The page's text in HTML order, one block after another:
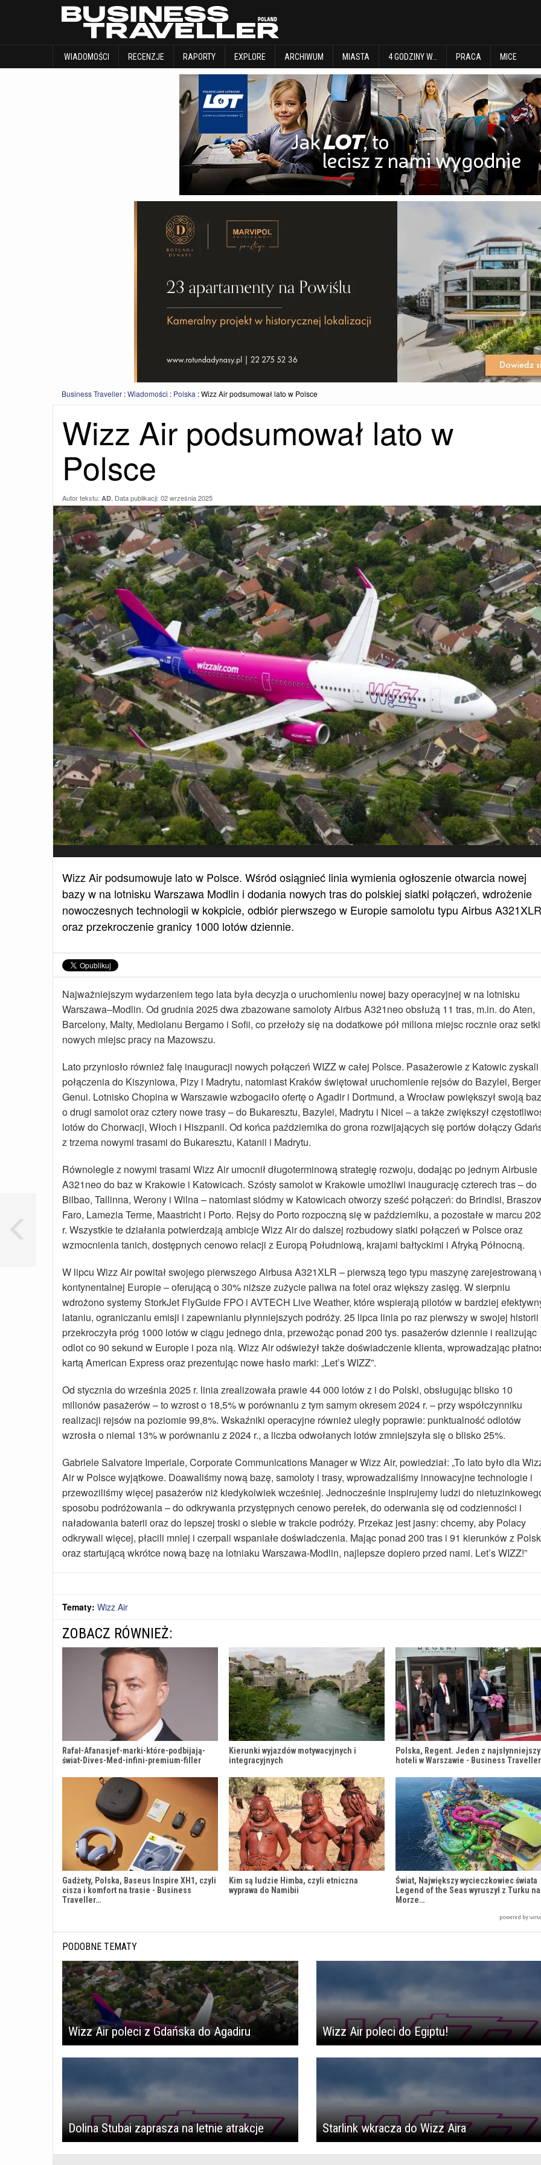
WIADOMOŚCI RECENZJE RAPORTY EXPLORE ARCHIWUM MIASTA 4 GODZINY W… PRACA MICE
WIADOMOŚCI RECENZJE
Business Traveller :Wiadomości : Polska :Wizz Air podsumował lato w Polsce
Wizz Air podsumował lato w
Polsce
Autor tekstu: AD, Data publikacji: 02 września 2025
Wizz Air podsumowuje lato w Polsce. Wśród osiągnieć linia wymienia ogłoszenie otwarcia nowej
bazy w na lotnisku Warszawa Modlin i dodania nowych tras do polskiej siatki połączeń, wdrożenie
nowoczesnych technologii w kokpicie, odbiór pierwszego w Europie samolotu typu Airbus A321XLR
oraz przekroczenie granicy 1000 lotów dziennie.
Najważniejszym wydarzeniem tego lata była decyzja o uruchomieniu nowej bazy operacyjnej w na lotnisku
Warszawa–Modlin. Od grudnia 2025 dwa zbazowane samoloty Airbus A321neo obsłużą 11 tras, m.in. do Aten,
Barcelony, Malty, Mediolanu Bergamo i Sofii, co przełoży się na dodatkowe pół miliona miejsc rocznie oraz setki
nowych miejsc pracy na Mazowszu.
Lato przyniosło również falę inauguracji nowych połączeń WIZZ w całej Polsce. Pasażerowie z Katowic zyskali
połączenia do Kiszyniowa, Pizy i Madrytu, natomiast Kraków świętował uruchomienie rejsów do Bazylei,
Genui. Lotnisko Chopina w Warszawie wzbogaciło ofertę o Agadir i Dortmund, a Wrocław powiększył swoją
o drugi samolot oraz cztery nowe trasy – do Bukaresztu, Bazylei, Madrytu i Nicei – a także zwiększył
lotów do Chorwacji, Włoch i Hiszpanii. Od końca października do grona rozwijających się portów dołączy
z trzema nowymi trasami do Bukaresztu, Katanii i Madrytu.
Równolegle z nowymi trasami Wizz Air umocnił długoterminową strategię rozwoju, dodając po jednym Airbusie
A321neo do baz w Krakowie i Katowicach. Szósty samolot w Krakowie umożliwi inaugurację czterech tras – do
Bilbao, Tallinna, Werony i Wilna – natomiast siódmy w Katowicach otworzy sześć połączeń: do Brindisi,
Faro, Lamezia Terme, Maastricht i Porto. Rejsy do Porto rozpoczną się w październiku, a pozostałe w marcu
r. Wszystkie te działania potwierdzają ambicje Wizz Air do dalszej rozbudowy siatki połączeń w Polsce oraz
wzmocnienia tanich, dostępnych cenowo relacji z Europą Południową, krajami bałtyckimi i Afryką Północną.
W lipcu Wizz Air powitał swojego pierwszego Airbusa A321XLR – pierwszą tego typu maszynę zarejestrowaną
kontynentalnej Europie – oferującą o 30% niższe zużycie paliwa na fotel oraz większy zasięg. W sierpniu
wdrożono systemy StorkJet FlyGuide FPO i AVTECH Live Weather, które wspierają pilotów w bardziej
lataniu, ograniczaniu emisji i zapewnianiu płynniejszych podróży. 25 lipca linia po raz pierwszy w swojej historii
przekroczyła próg 1000 lotów w ciągu jednego dnia, przewożąc ponad 200 tys. pasażerów dziennie i realizując
odlot co 90 sekund w Europie i poza nią. Wizz Air odświeżył także doświadczenie klienta, wprowadzając
kartą American Express oraz prezentując nowe hasło marki: „Let’s WIZZ”.
Od stycznia do września 2025 r. linia zrealizowała prawie 44 000 lotów z i do Polski, obsługując blisko 10
milionów pasażerów – to wzrost o 18,5% w porównaniu z tym samym okresem 2024 r. – przy współczynniku
realizacji rejsów na poziomie 99,8%. Wskaźniki operacyjne również uległy poprawie: punktualność odlotów
wzrosła o niemal 13% w porównaniu z 2024 r., a liczba odwołanych lotów zmniejszyła się o blisko 25%.
Gabriele Salvatore Imperiale, Corporate Communications Manager w Wizz Air, powiedział: „To lato było dla
Air w Polsce wyjątkowe. Doawaliśmy nową bazę, samoloty i trasy, wprowadzaliśmy innowacyjne technologie i
przewoziliśmy więcej pasażerów niż kiedykolwiek wcześniej. Jednocześnie inspirujemy ludzi do
sposobu podróżowania – do odkrywania przystępnych cenowo perełek, do oderwania się od codzienności i
naładowania baterii oraz do lepszej troski o siebie w trakcie podróży. Przekaz jest jasny: chcemy, aby Polacy
odkrywali więcej, płacili mniej i czerpali wspaniałe doświadczenia. Mając ponad 200 tras i 91 kierunków z
oraz startującą wkrótce nową bazę na lotniaku Warszawa-Modlin, najlepsze dopiero przed nami. Let’s WIZZ!”
Tematy: Wizz Air
ZOBACZ RÓWNIEŻ:
Rafał-Afanasjef-marki-które-podbijają-
świat-Dives-Med-infini-premium-filler
Kierunki wyjazdów motywacyjnych i
integracyjnych
Polska, Regent. Jeden z
hoteli w Warszawie - Business
Gadżety, Polska, Baseus Inspire XH1, czyli
cisza i komfort na trasie - Business
Traveller…
Kim są ludzie Himba, czyli etniczna
wyprawa do Namibii
Świat, Największy wycieczkowiec świata
Legend of the Seas wyruszył z Turku na
Morze…
PODOBNE TEMATY
Wizz Air poleci z Gdańska do Agadiru Wizz Air poleci do Egiptu!
Dolina Stubai zaprasza na letnie atrakcje Starlink wkracza do Wizz Aira